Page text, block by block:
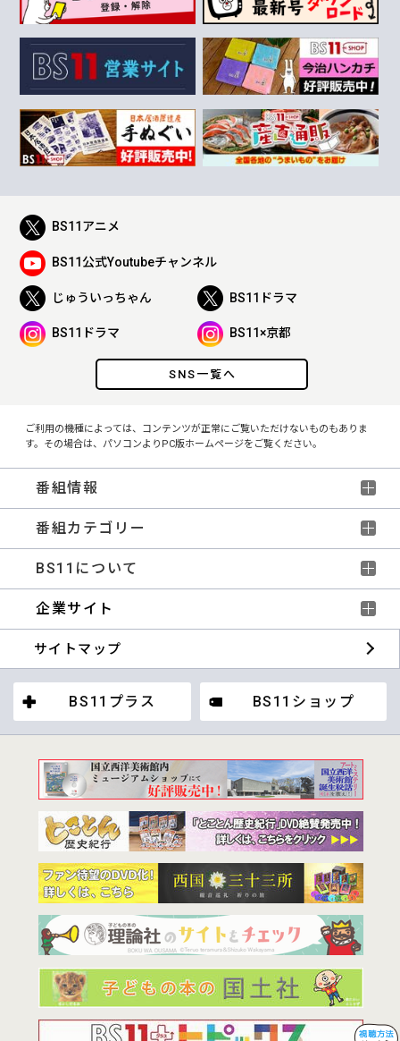
SNS一覧へ
BS11アニメ
BS11公式Youtubeチャンネル
じゅういっちゃん BS11ドラマ
BS11ドラマ BS11×京都
ご利用の機種によっては、コンテンツが正常にご覧いただけないものもありま
す。その場合は、パソコンよりPC版ホームページをご覧ください。
番組情報
番組カテゴリー
BS11について
企業サイト
サイトマップ
BS11プラス BS11ショップ